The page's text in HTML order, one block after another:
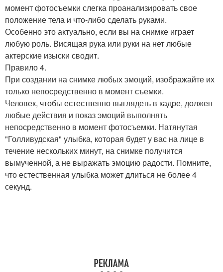
момент фотосъемки слегка проанализировать свое
положение тела и что-либо сделать руками.
Особенно это актуально, если вы на снимке играет
любую роль. Висящая рука или руки на нет любые
актерские изыски сводит.
Правило 4.
При создании на снимке любых эмоций, изображайте их
только непосредственно в момент съемки.
Человек, чтобы естественно выглядеть в кадре, должен
любые действия и показ эмоций выполнять
непосредственно в момент фотосъемки. Натянутая
"Голливудская" улыбка, которая будет у вас на лице в
течение нескольких минут, на снимке получится
вымученной, а не выражать эмоцию радости. Помните,
что естественная улыбка может длиться не более 4
секунд.